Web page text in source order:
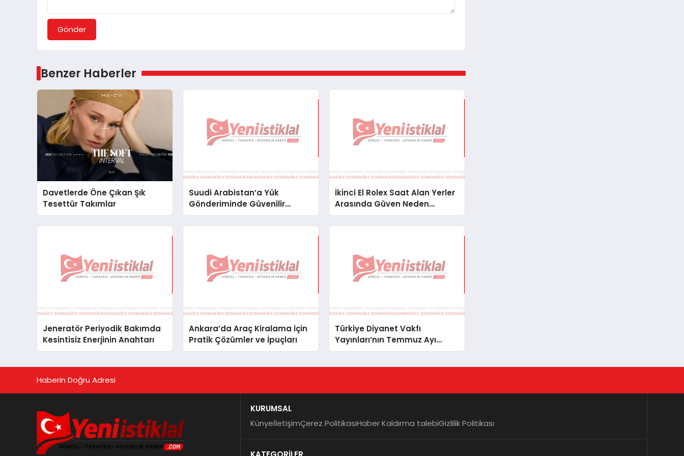
Gönder
Benzer Haberler
Davetlerde Öne Çıkan Şık
Tesettür Takımlar
Suudi Arabistan’a Yük
Gönderiminde Güvenilir
Lojistik ve Nakliye Çözümleri
İkinci El Rolex Saat Alan Yerler
Arasında Güven Neden
Önemlidir?
Jeneratör Periyodik Bakımda
Kesintisiz Enerjinin Anahtarı
Ankara’da Araç Kiralama İçin
Pratik Çözümler ve İpuçları
Türkiye Diyanet Vakfı
Yayınları’nın Temmuz Ayı
Fırsat Köşesinde Bülent Ata
Haberin Doğru Adresi
KURUMSAL
KünyeİletişimÇerez PolitikasıHaber Kaldırma talebiGizlilik Politikası